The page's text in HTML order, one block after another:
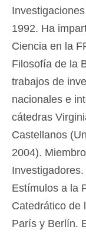
1992. Ha
Ciencia en la
Filosofía de la
trabajos de
nacionales e
cátedras
Castellanos
2004).
Estímulos a la
Catedrático de
París y Berlín.